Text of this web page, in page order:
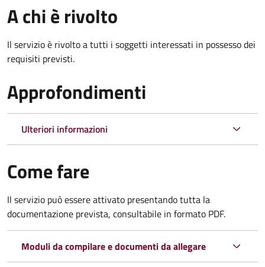
A chi è rivolto
Il servizio è rivolto a tutti i soggetti interessati in possesso dei
requisiti previsti.
Approfondimenti
Ulteriori informazioni
Come fare
Il servizio può essere attivato presentando tutta la
documentazione prevista, consultabile in formato PDF.
Moduli da compilare e documenti da allegare